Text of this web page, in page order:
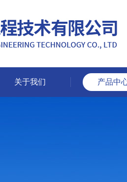
关于我们 产品中